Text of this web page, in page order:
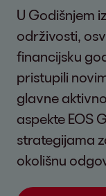
U Godišnjem
održivosti,
financijsku
pristupili
glavne
aspekte EOS
strategijama
okolišnu